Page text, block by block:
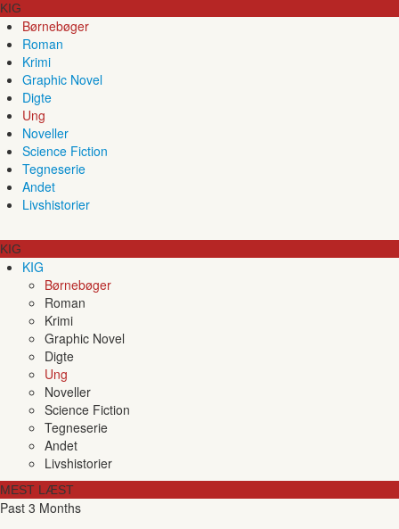
KIG
Børnebøger
Roman
Krimi
Graphic Novel
Digte
Ung
Noveller
Science Fiction
Tegneserie
Andet
Livshistorier
KIG
KIG
Børnebøger
Roman
Krimi
Graphic Novel
Digte
Ung
Noveller
Science Fiction
Tegneserie
Andet
Livshistorier
MEST LÆST
Past 3 Months